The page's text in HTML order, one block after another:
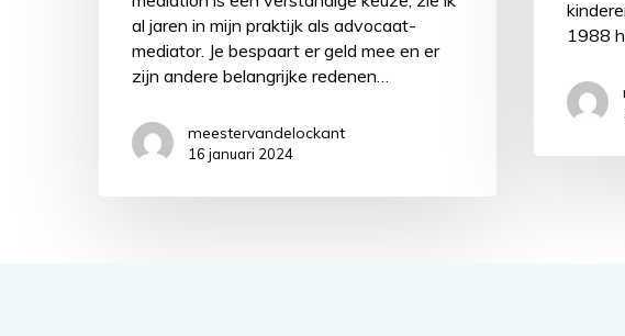
al jaren in mijn praktijk als advocaat-
mediator. Je bespaart er geld mee en er
zijn andere belangrijke redenen…
meestervandelockant
16 januari 2024
1988